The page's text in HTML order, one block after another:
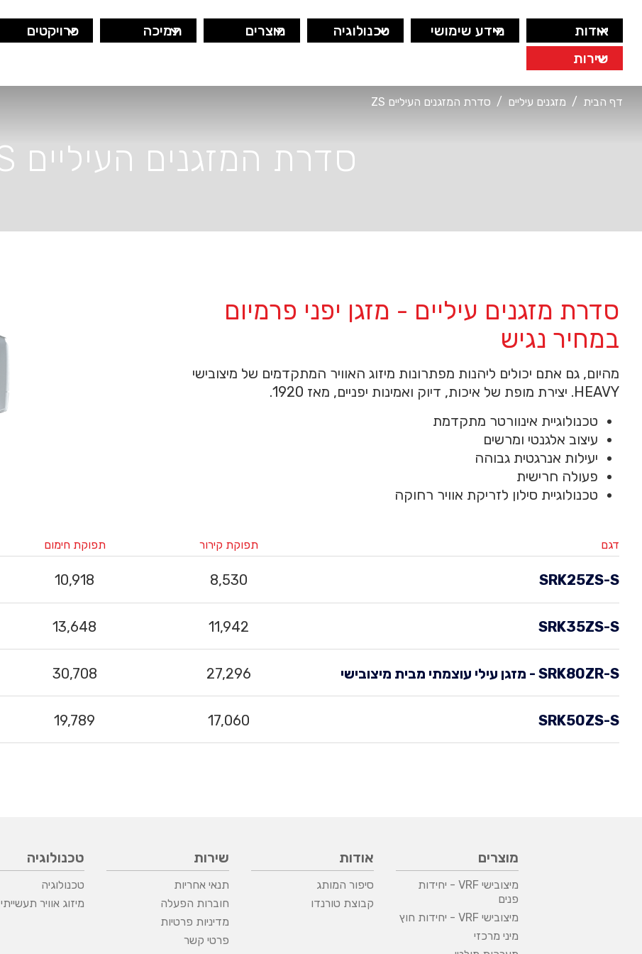
אודות מידע שימושי טכנולוגיה מוצרים תמיכה
פרויקטים
שירות
דף הבית / מזגנים עיליים / סדרת המזגנים העיליים ZS
סדרת המזגנים העיליים ZS
סדרת מזגנים עיליים - מזגן יפני פרמיום
במחיר נגיש
מהיום, גם אתם יכולים ליהנות מפתרונות מיזוג האוויר המתקדמים של מיצובישי
HEAVY. יצירת מופת של איכות, דיוק ואמינות יפניים, מאז 1920.
טכנולוגיית אינוורטר מתקדמת
עיצוב אלגנטי ומרשים
יעילות אנרגטית גבוהה
פעולה חרישית
טכנולוגיית סילון לזריקת אוויר רחוקה
דגם תפוקת קירור תפוקת חימום
SRK25ZS-S
8,530
10,918
SRK35ZS-S
11,942
13,648
SRK80ZR-S - מזגן עילי עוצמתי מבית מיצובישי 27,296
30,708
SRK50ZS-S
17,060
19,789
מוצרים
מיצובישי VRF - יחידות
פנים
מיצובישי VRF - יחידות חוץ
מיני מרכזי
אודות
סיפור המותג
קבוצת טורנדו
שירות
תנאי אחריות
חוברות הפעלה
מדיניות פרטיות
פרטי קשר
טכנולוגיה
טכנולוגיה
מיזוג אוויר תעשייתי